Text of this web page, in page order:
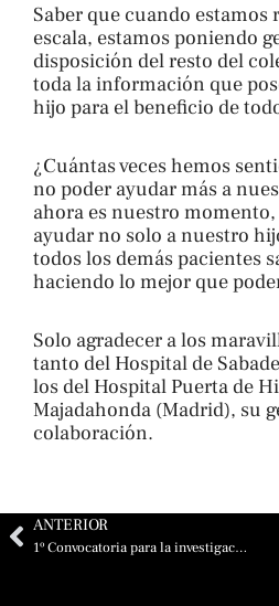
Saber que cuando
escala, estamos poniendo
disposición del resto del
toda la información que
hijo para el beneficio de
¿Cuántas veces hemos
no poder ayudar más a
ahora es nuestro
ayudar no solo a nuestro
todos los demás pacientes
haciendo lo mejor que
Solo agradecer a los
tanto del Hospital de
los del Hospital Puerta de
Majadahonda (Madrid), su
colaboración.
AntANTERIOR
1º Convocatoria para la investigación del Síndrome de Angelman 2024